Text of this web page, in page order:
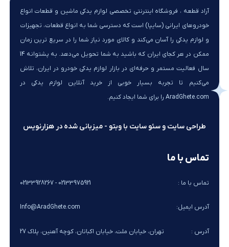
آراد قطعه ، فروشگاه اینترنتی تخصصی لوازم یدکی ماشین و قطعات انواع
خودروهای ایرانی (سایپا) است که دسترسی شما به انواع قطعات، تجهیزات
و لوازم یدکی را آسان می‌کند و کالای مورد نیاز شما را در سریع ترین زمان
ممکن در هر کجای ایران که باشید به شما تحویل می‌دهد. به پشتوانه 14
سال فعالیت مستمر و حرفه‌ای در بازار لوازم یدکی خودرو در ایران، تلاش
می‌کنیم تا تجربه بسیار خوبی از خرید آنلاین لوازم یدکی در
AradGhete.com را برای شما ایجاد کنیم.
تماس با ما
تماس با ما : 02133975921 - 02133928267
آدرس ایمیل: Info@AradGhete.com
آدرس : تهران، خیابان ملت، خیابان اکباتان، کوچه آهنین، پلاک 27
طراحی سایت و سئو سایت با وبتو - میزبانی شده در هزارنویس